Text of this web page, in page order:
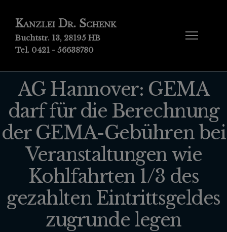
Kanzlei Dr. Schenk
Buchtstr. 13, 28195 HB
Tel. 0421 - 56638780
AG Hannover: GEMA
darf für die Berechnung
der GEMA-Gebühren bei
Veranstaltungen wie
Kohlfahrten 1/3 des
gezahlten Eintrittsgeldes
zugrunde legen